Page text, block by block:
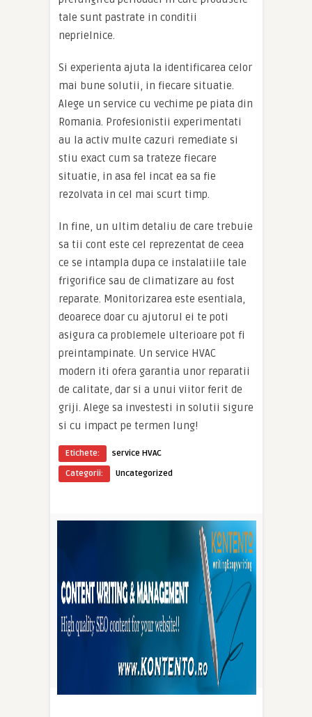
tale sunt pastrate in conditii
neprielnice.
Si experienta ajuta la identificarea celor
mai bune solutii, in fiecare situatie.
Alege un service cu vechime pe piata din
Romania. Profesionistii experimentati
au la activ multe cazuri remediate si
stiu exact cum sa trateze fiecare
situatie, in asa fel incat ea sa fie
rezolvata in cel mai scurt timp.
In fine, un ultim detaliu de care trebuie
sa tii cont este cel reprezentat de ceea
ce se intampla dupa ce instalatiile tale
frigorifice sau de climatizare au fost
reparate. Monitorizarea este esentiala,
deoarece doar cu ajutorul ei te poti
asigura ca problemele ulterioare pot fi
preintampinate. Un service HVAC
modern iti ofera garantia unor reparatii
de calitate, dar si a unui viitor ferit de
griji. Alege sa investesti in solutii sigure
si cu impact pe termen lung!
Etichete:
service HVAC
Categorii:
Uncategorized